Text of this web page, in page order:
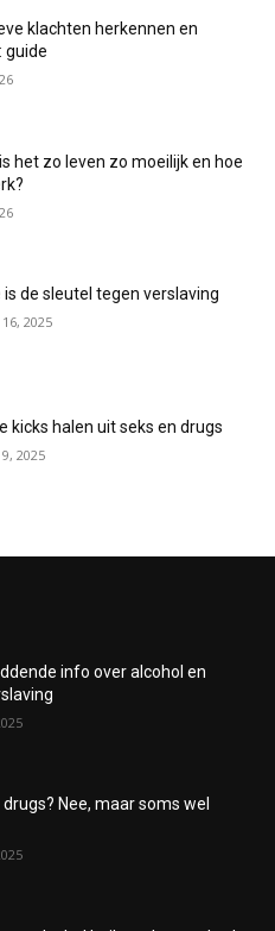
klachten herkennen en
guide
het zo leven zo moeilijk en hoe
is de sleutel tegen verslaving
2025
kicks halen uit seks en drugs
2025
info over alcohol en
drugs? Nee, maar soms wel